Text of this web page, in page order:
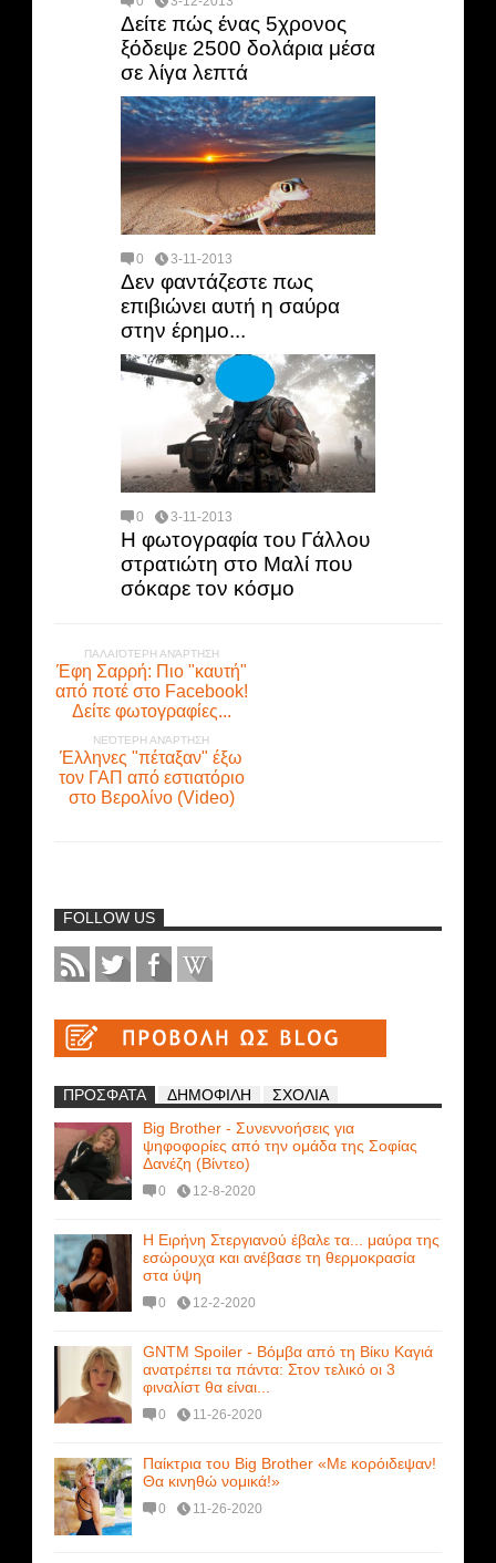
Δείτε πώς ένας 5χρονος
ξόδεψε 2500 δολάρια μέσα
σε λίγα λεπτά
0 3-11-2013
Δεν φαντάζεστε πως
επιβιώνει αυτή η σαύρα
στην έρημο...
0 3-11-2013
Η φωτογραφία του Γάλλου
στρατιώτη στο Μαλί που
σόκαρε τον κόσμο
ΠΑΛΑΙΌΤΕΡΗ ΑΝΆΡΤΗΣΗ
Έφη Σαρρή: Πιο "καυτή"
από ποτέ στο Facebook!
Δείτε φωτογραφίες...
ΝΕΌΤΕΡΗ ΑΝΆΡΤΗΣΗ
Έλληνες "πέταξαν" έξω
τον ΓΑΠ από εστιατόριο
στο Βερολίνο (Video)
FOLLOW US
ΠΡΟΣΦΑΤΑ ΔΗΜΟΦΙΛΗ
ΣΧΟΛΙΑ
Big Brother - Συνεννοήσεις για
ψηφοφορίες από την ομάδα της Σοφίας
Δανέζη (Βίντεο)
0 12-8-2020
Η Ειρήνη Στεργιανού έβαλε τα... μαύρα της
εσώρουχα και ανέβασε τη θερμοκρασία
στα ύψη
0 12-2-2020
GNTM Spoiler - Βόμβα από τη Βίκυ Καγιά
ανατρέπει τα πάντα: Στον τελικό οι 3
φιναλίστ θα είναι...
0 11-26-2020
Παίκτρια του Big Brother «Με κορόιδεψαν!
Θα κινηθώ νομικά!»
0 11-26-2020